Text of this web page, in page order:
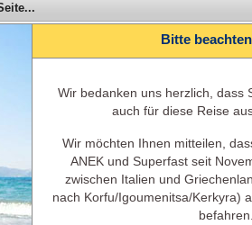
Sie mit Superfast Ferries von Italien nach
Griechenland
Bitte
Wir bedanken uns herzlich, dass
auch für diese Reise
Wir möchten Ihnen mitteilen,
ANEK und Superfast seit
zwischen Italien und
nach Korfu/Igoumenitsa/Kerkyra)